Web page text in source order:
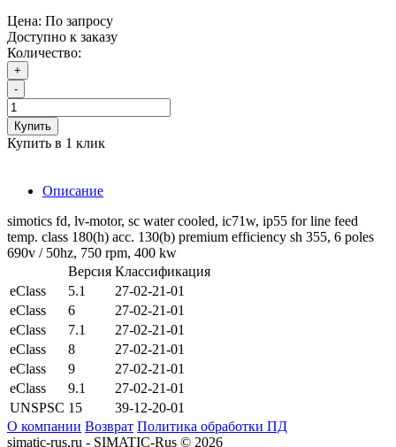
Цена: По запросу
Доступно к заказу
Количество:
+
-
Купить
Купить в 1 клик
Описание
simotics fd, lv-motor, sc water cooled, ic71w, ip55 for line feed
temp. class 180(h) acc. 130(b) premium efficiency sh 355, 6 poles
690v / 50hz, 750 rpm, 400 kw
Версия Классификация
eClass
5.1
27-02-21-01
eClass
6
27-02-21-01
eClass
7.1
27-02-21-01
eClass
8
27-02-21-01
eClass
9
27-02-21-01
eClass
9.1
27-02-21-01
UNSPSC 15
39-12-20-01
О компании Возврат Политика обработки ПД
simatic-rus.ru - SIMATIC-Rus © 2026